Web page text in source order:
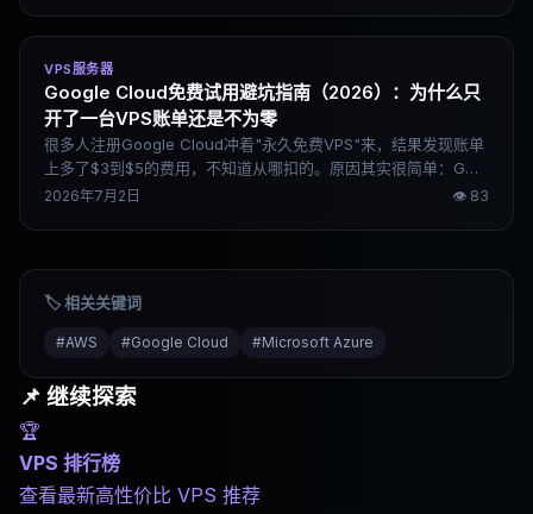
VPS服务器
Google Cloud免费试用避坑指南（2026）：为什么只
开了一台VPS账单还是不为零
很多人注册Google Cloud冲着"永久免费VPS"来，结果发现账单
上多了$3到$5的费用，不知道从哪扣的。原因其实很简单：GCP
早在2020年就开始对运行中实例绑定的外部IPv4地址收费，
2026年7月2日 👁 83
🏷️ 相关关键词
#AWS #Google Cloud #Microsoft Azure
📌 继续探索
🏆
VPS 排行榜
查看最新高性价比 VPS 推荐